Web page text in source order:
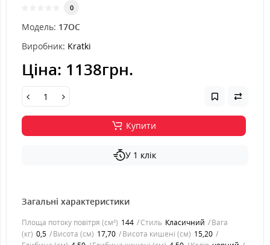
0
Модель: 17OC
Виробник: Kratki
Ціна: 1138грн.
Купити
У 1 клік
Загальні характеристики
Площа потоку повітря (см²) 144 Стиль Класичний
Вага
(кг) 0,5 Висота (см) 17,70 Висота кишені (см) 15,20